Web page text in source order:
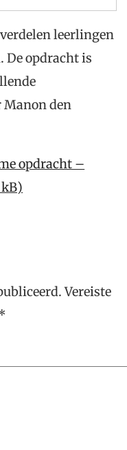
leerlingen
De opdracht is
Manon den
opdracht –
Vereiste